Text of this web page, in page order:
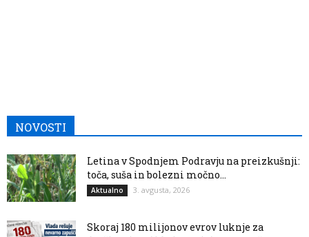
NOVOSTI
Letina v Spodnjem Podravju na preizkušnji:
toča, suša in bolezni močno...
Aktualno 3. avgusta, 2026
Skoraj 180 milijonov evrov luknje za